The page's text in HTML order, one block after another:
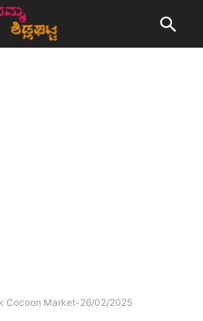
Cocoon Market-26/02/2025